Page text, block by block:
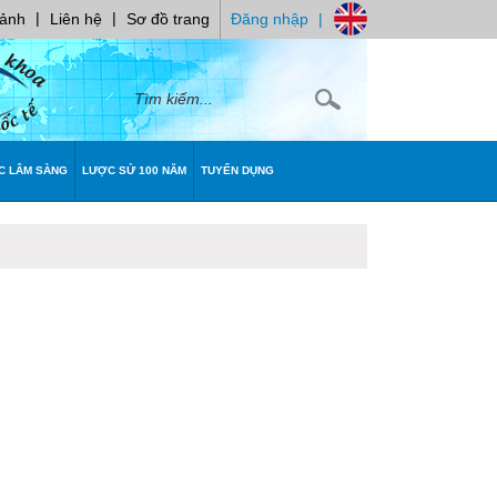
| Liên hệ | Sơ đồ trang Đăng nhập |
LÂM SÀNG LƯỢC SỬ 100 NĂM TUYỂN DỤNG